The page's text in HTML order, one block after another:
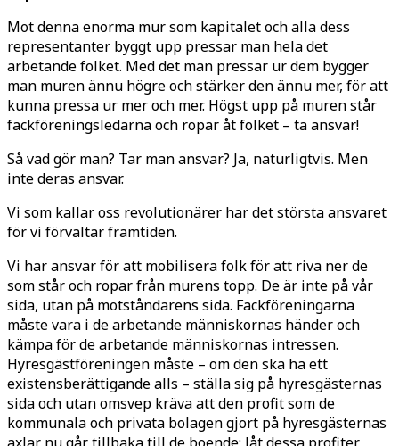
Mot denna enorma mur som kapitalet och alla dess
representanter byggt upp pressar man hela det
arbetande folket. Med det man pressar ur dem bygger
man muren ännu högre och stärker den ännu mer, för att
kunna pressa ur mer och mer. Högst upp på muren står
fackföreningsledarna och ropar åt folket – ta ansvar!
Så vad gör man? Tar man ansvar? Ja, naturligtvis. Men
inte deras ansvar.
Vi som kallar oss revolutionärer har det största ansvaret
för vi förvaltar framtiden.
Vi har ansvar för att mobilisera folk för att riva ner de
som står och ropar från murens topp. De är inte på vår
sida, utan på motståndarens sida. Fackföreningarna
måste vara i de arbetande människornas händer och
kämpa för de arbetande människornas intressen.
Hyresgästföreningen måste – om den ska ha ett
existensberättigande alls – ställa sig på hyresgästernas
sida och utan omsvep kräva att den profit som de
kommunala och privata bolagen gjort på hyresgästernas